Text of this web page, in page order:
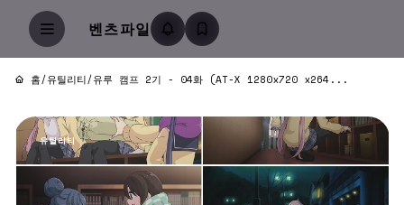
벤츠파일
홈/유틸리티/유루 캠프 2기 - 04화 (AT-X 1280x720 x264...
유틸리티